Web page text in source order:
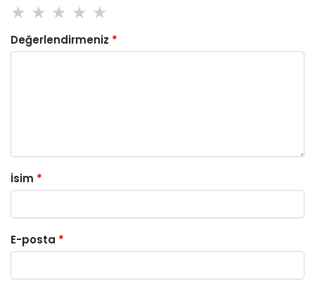
Değerlendirmeniz *
İsim *
E-posta *